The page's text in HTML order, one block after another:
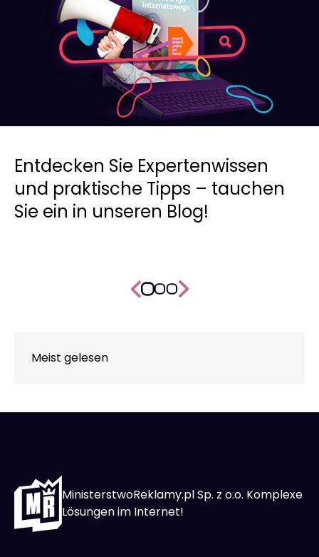
Entdecken Sie Expertenwissen
und praktische Tipps – tauchen
Sie ein in unseren Blog!
Meist gelesen
MinisterstwoReklamy.pl Sp. z o.o. Komplexe
Lösungen im Internet!